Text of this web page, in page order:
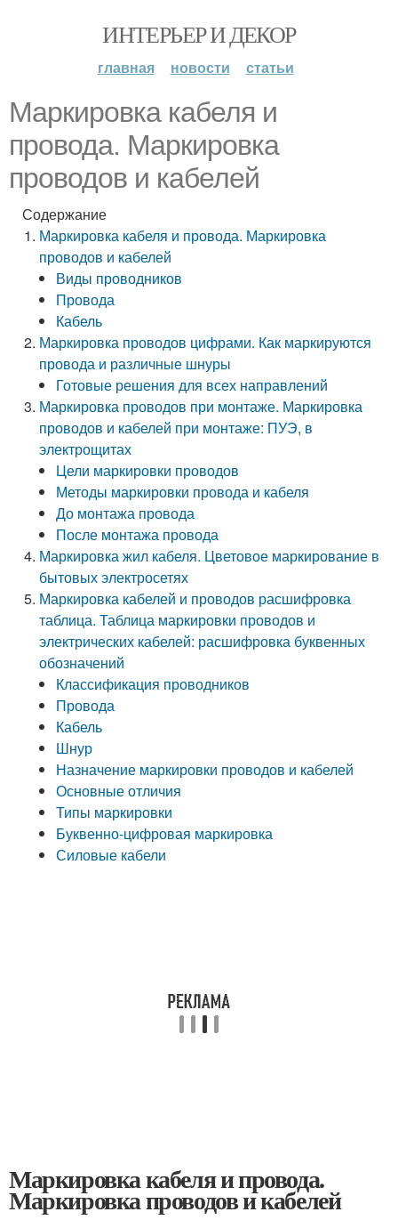
ИНТЕРЬЕР И ДЕКОР
главная новости статьи
Маркировка кабеля и
провода. Маркировка
проводов и кабелей
Содержание
Маркировка кабеля и провода. Маркировка
проводов и кабелей
Виды проводников
Провода
Кабель
Маркировка проводов цифрами. Как маркируются
провода и различные шнуры
Готовые решения для всех направлений
Маркировка проводов при монтаже. Маркировка
проводов и кабелей при монтаже: ПУЭ, в
электрощитах
Цели маркировки проводов
Методы маркировки провода и кабеля
До монтажа провода
После монтажа провода
Маркировка жил кабеля. Цветовое маркирование в
бытовых электросетях
Маркировка кабелей и проводов расшифровка
таблица. Таблица маркировки проводов и
электрических кабелей: расшифровка буквенных
обозначений
Классификация проводников
Провода
Кабель
Шнур
Назначение маркировки проводов и кабелей
Основные отличия
Типы маркировки
Буквенно-цифровая маркировка
Силовые кабели
Маркировка кабеля и провода.
Маркировка проводов и кабелей